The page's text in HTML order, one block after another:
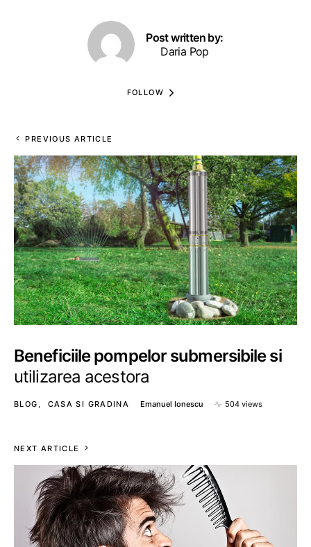
Post written by:
Daria Pop
FOLLOW
PREVIOUS ARTICLE
Beneficiile pompelor submersibile si
utilizarea acestora
BLOG CASA SI GRADINA Emanuel Ionescu 504 views
NEXT ARTICLE